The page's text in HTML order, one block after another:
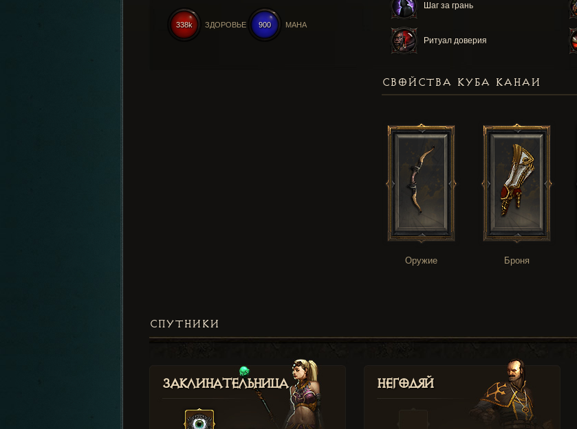
Шаг за грань
Ритуал доверия
900 МАНА
338k ЗДОРОВЬЕ
СВОЙСТВА КУБА КАНАИ
Оружие Броня
СПУТНИКИ
Заклинательница Негодяй